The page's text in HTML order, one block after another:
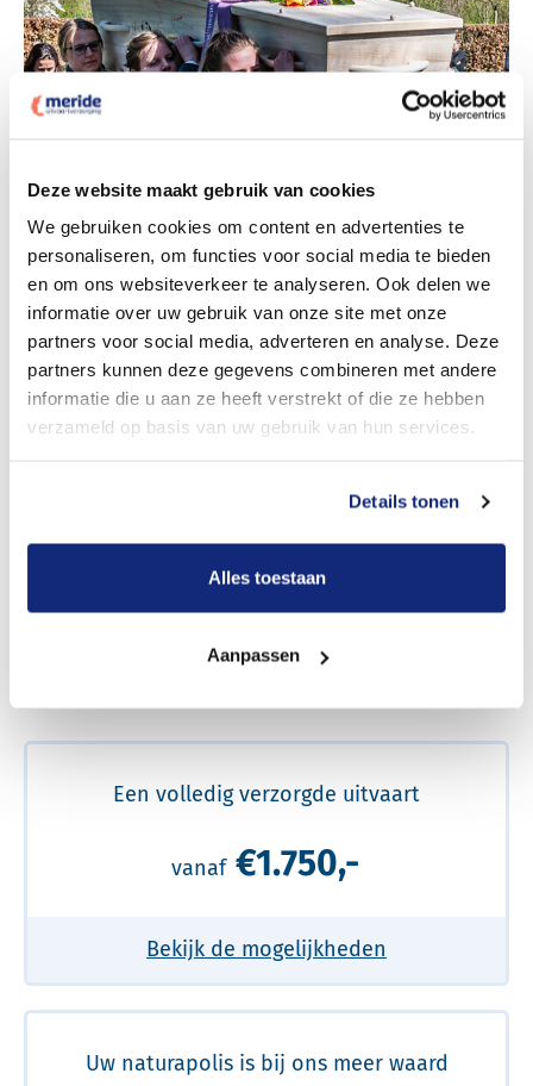
Deze website maakt gebruik van cookies
We gebruiken cookies om content en advertenties te
personaliseren, om functies voor social media te bieden
en om ons websiteverkeer te analyseren. Ook delen we
informatie over uw gebruik van onze site met onze
partners voor social media, adverteren en analyse. Deze
partners kunnen deze gegevens combineren met andere
informatie die u aan ze heeft verstrekt of die ze hebben
verzameld op basis van uw gebruik van hun services.
Details tonen
Alles toestaan
Aanpassen
Bekijk tarieven voor crematie
Een betere uitvaart ervaring voor een betere
Een volledig verzorgde uitvaart
vanaf €1.750,-
Bekijk de mogelijkheden
Uw naturapolis is bij ons meer waard